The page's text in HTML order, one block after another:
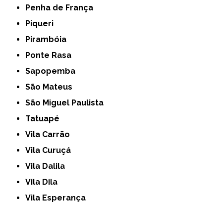
Penha de França
Piqueri
Pirambóia
Ponte Rasa
Sapopemba
São Mateus
São Miguel Paulista
Tatuapé
Vila Carrão
Vila Curuçá
Vila Dalila
Vila Dila
Vila Esperança